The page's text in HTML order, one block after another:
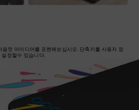
음껏 아이디어를 표현해보십시오. 단축키를 사용자 정
정할수 있습니다.